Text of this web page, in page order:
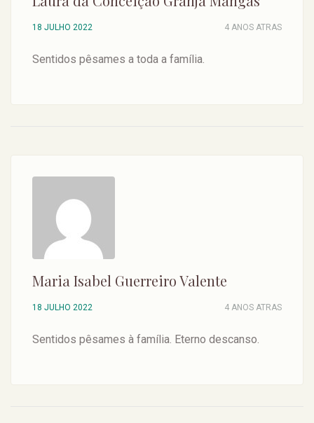
18 JULHO 2022 4 ANOS ATRAS
Sentidos pêsames a toda a família.
Maria Isabel Guerreiro Valente
18 JULHO 2022 4 ANOS ATRAS
Sentidos pêsames à família. Eterno descanso.